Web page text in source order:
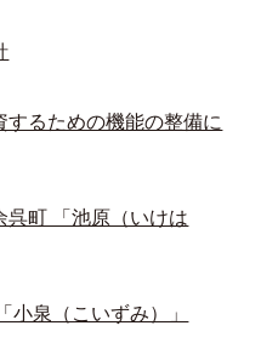
るための機能の整備に
呉町 「池原（いけは
小泉（こいずみ）」